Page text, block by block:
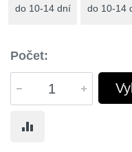
do 10-14 dní do 10-14
Počet: